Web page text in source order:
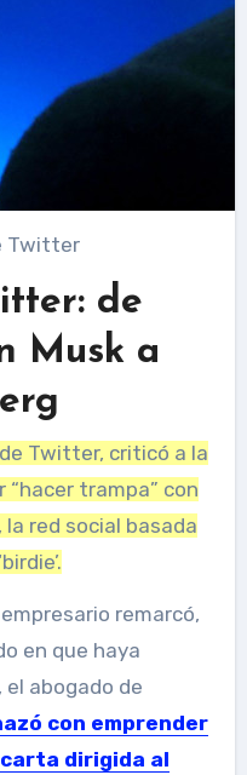
Twitter
de
Musk a
Twitter, criticó a la
“hacer trampa” con
red social basada
remarcó,
en que haya
abogado de
con emprender
dirigida al